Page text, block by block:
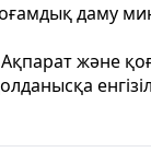
даму
және